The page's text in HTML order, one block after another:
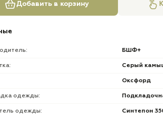
Добавить в корзину
БШФ+
Серый
Оксфорд
одежды:
одежды: Синтепон